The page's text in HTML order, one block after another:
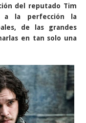
del reputado Tim
a la perfección la
de las grandes
en tan solo una